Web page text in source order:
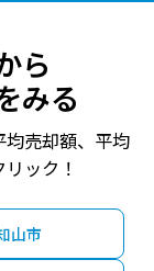
ら
みる
売却額、平均
ック！
山市